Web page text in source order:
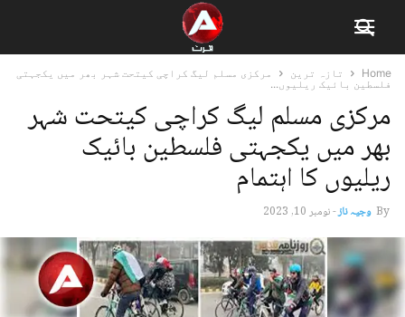
Home تازہ ترین
مرکزی مسلم لیگ کراچی کیتحت شہر بھر میں یکجہتی
فلسطین بائیک ریلیوں...
مرکزی مسلم لیگ کراچی کیتحت شہر
بھر میں یکجہتی فلسطین بائیک
ریلیوں کا اہتمام
By وجیہ ناز-نومبر 10, 2023